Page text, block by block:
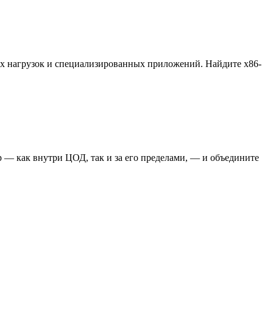
нагрузок и специализированных приложений. Найдите x86-
— как внутри ЦОД, так и за его пределами, — и объедините